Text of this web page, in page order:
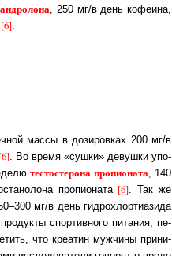
, 250 мг/в день кофеина,
[6].
массы в дозировках 200 мг/в
[6]. Во время «сушки» девушки упо­
тес­то­сте­ро­на про­пио­на­та , 140
про­пио­на­та [6] . Так же
мг/в день гид­ро­хлор­тиа­зи­да
спор­тив­но­го пи­та­ния, пе­
что креа­тин муж­чи­ны при­ни­